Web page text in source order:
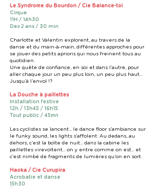
Le Syndrome du Bourdon / Cie Balance-toi
Cirque
11H / 14h30
Des 2 ans / 30 min
Charlotte et Valentin explorent, au travers de la
danse et du main-à-main, différentes approches pour
se jouer des petits aprioris qui nous freinent tous au
quotidien.
Une quête de confiance, en soi et dans l’autre, pour
aller chaque jour un peu plus loin, un peu plus haut...
Jusqu’à l’envol !?
La Douche à paillettes
Installation festive
12h / 13h45 / 16h15
Tout public / 45mn
Les cyclistes se lancent... le dance floor s’ambiance sur
le funky sound, les lights s’affolent. Au dedans, au
dehors, c’est la boîte de nuit... dans la cabine les
paillettes virevoltent... on y entre comme on est... et
c’est nimbé de fragments de lumières qu’on en sort.
Haoka / Cie Curupira
Acrobatie et danse
15h30